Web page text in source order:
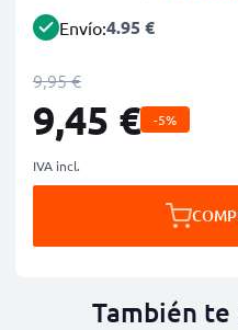
Envío:4.95 €
9,95 €
9,45 € -5%
IVA incl.
También